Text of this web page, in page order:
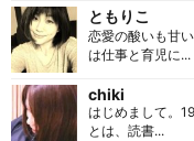
ともりこ
恋愛の酸いも甘
は仕事と育児に...
chiki
はじめまして。
とは、読書...